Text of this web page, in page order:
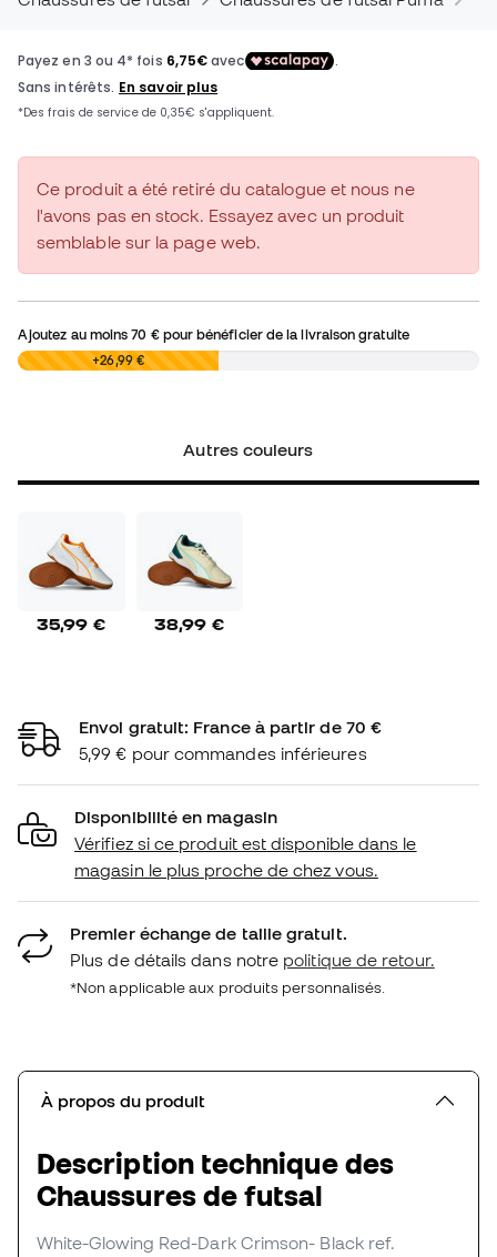
Ce produit a été retiré du catalogue et nous ne
l'avons pas en stock. Essayez avec un produit
semblable sur la page web.
Ajoutez au moins70 €pour bénéficier de la livraison gratuite
0,00 € +26,99 €
Autres couleurs
35,99 € 38,99 €
Envoi gratuit: France à partir de 70 €
5,99 € pour commandes inférieures
Disponibilité en magasin
Vérifiez si ce produit est disponible dans le
magasin le plus proche de chez vous.
Premier échange de taille gratuit.
Plus de détails dans notre politique de retour.
*Non applicable aux produits personnalisés.
À propos du produit
Description technique des
Chaussures de futsal
White-Glowing Red-Dark Crimson- Black ref.